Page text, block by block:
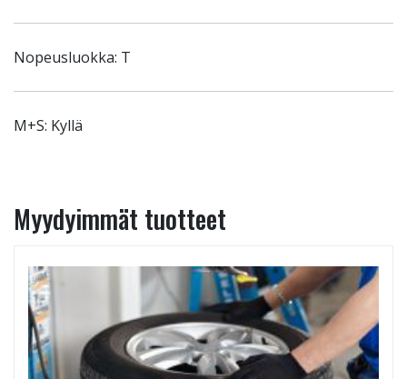
Nopeusluokka: T
M+S: Kyllä
Myydyimmät tuotteet